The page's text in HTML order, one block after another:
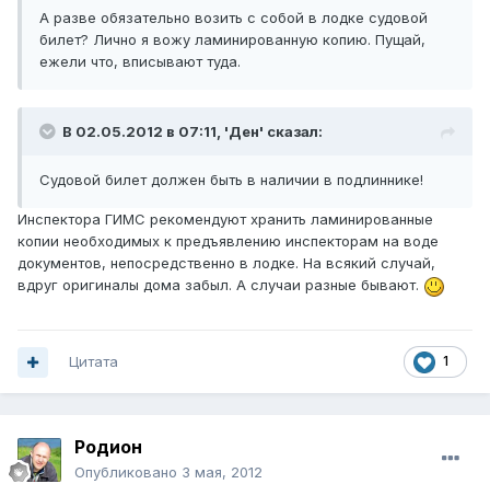
А разве обязательно возить с собой в лодке судовой
билет? Лично я вожу ламинированную копию. Пущай,
ежели что, вписывают туда.
В 02.05.2012 в 07:11, 'Ден' сказал:
Судовой билет должен быть в наличии в подлиннике!
Инспектора ГИМС рекомендуют хранить ламинированные
копии необходимых к предъявлению инспекторам на воде
документов, непосредственно в лодке. На всякий случай,
вдруг оригиналы дома забыл. А случаи разные бывают.
1
Цитата
Родион
Опубликовано 3 мая, 2012